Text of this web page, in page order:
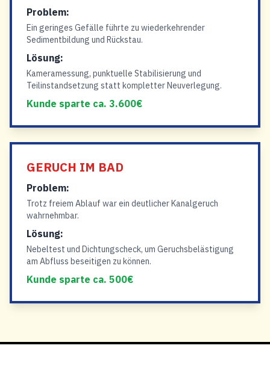
Problem:
Ein geringes Gefälle führte zu wiederkehrender
Sedimentbildung und Rückstau.
Lösung:
Kameramessung, punktuelle Stabilisierung und
Teilinstandsetzung statt kompletter Neuverlegung.
Kunde sparte ca. 3.600€
GERUCH IM BAD
Problem:
Trotz freiem Ablauf war ein deutlicher Kanalgeruch
wahrnehmbar.
Lösung:
Nebeltest und Dichtungscheck, um Geruchsbelästigung
am Abfluss beseitigen zu können.
Kunde sparte ca. 500€